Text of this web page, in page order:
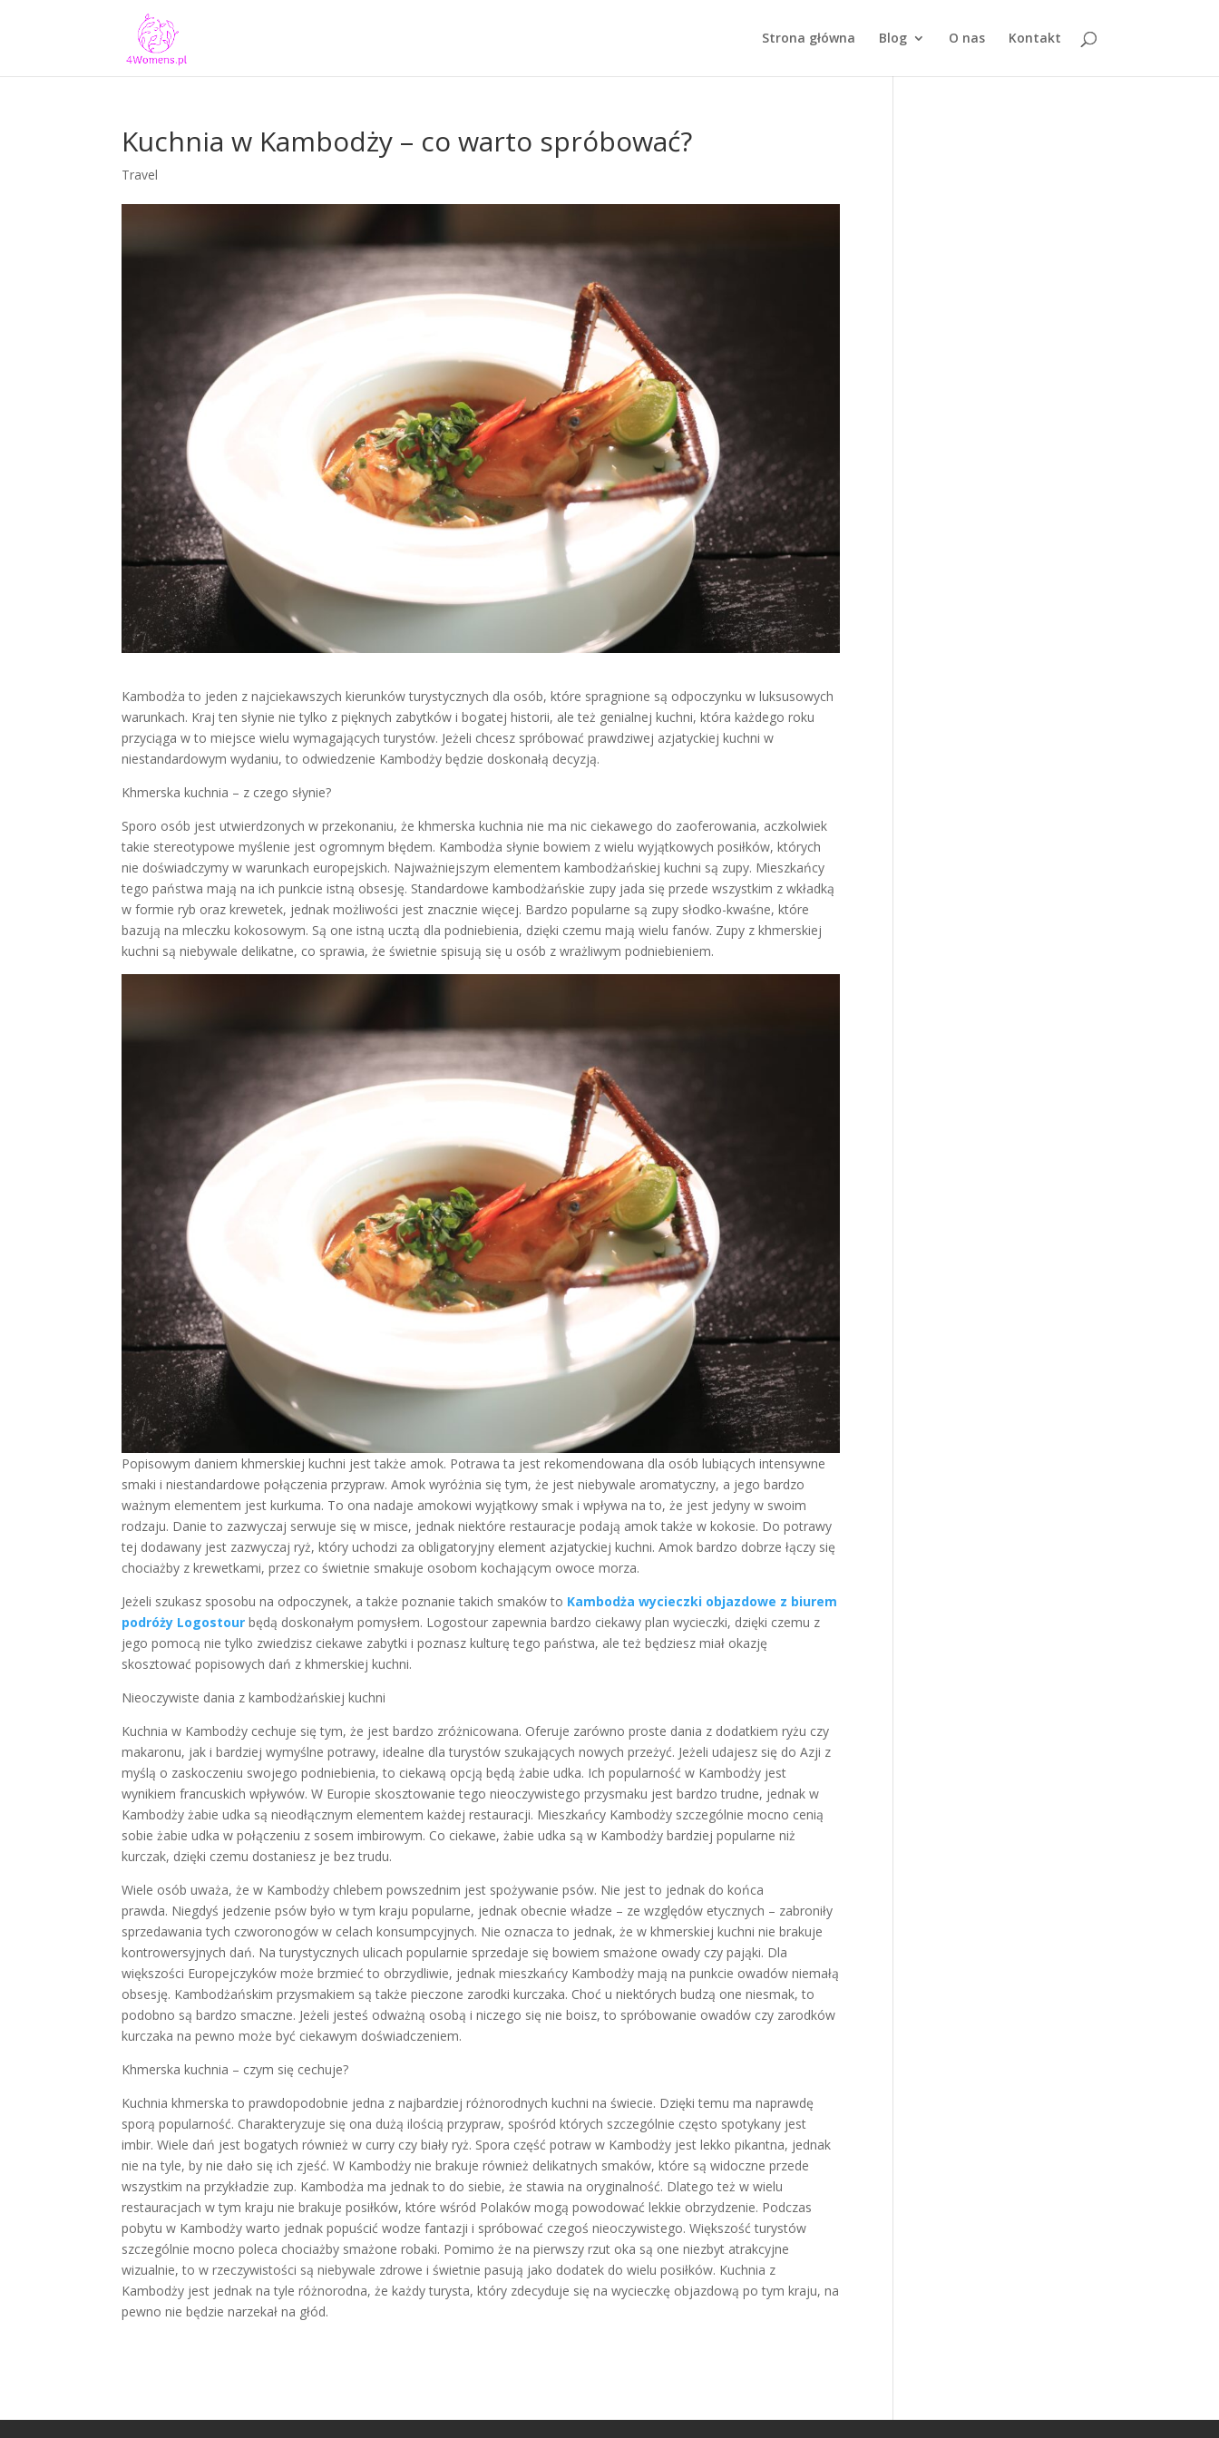
Strona główna Blog O nas Kontakt
Kuchnia w Kambodży – co warto spróbować?
Travel
Kambodża to jeden z najciekawszych kierunków turystycznych dla osób, które spragnione są odpoczynku w luksusowych
warunkach. Kraj ten słynie nie tylko z pięknych zabytków i bogatej historii, ale też genialnej kuchni, która każdego roku
przyciąga w to miejsce wielu wymagających turystów. Jeżeli chcesz spróbować prawdziwej azjatyckiej kuchni w
niestandardowym wydaniu, to odwiedzenie Kambodży będzie doskonałą decyzją.
Khmerska kuchnia – z czego słynie?
Sporo osób jest utwierdzonych w przekonaniu, że khmerska kuchnia nie ma nic ciekawego do zaoferowania, aczkolwiek
takie stereotypowe myślenie jest ogromnym błędem. Kambodża słynie bowiem z wielu wyjątkowych posiłków, których
nie doświadczymy w warunkach europejskich. Najważniejszym elementem kambodżańskiej kuchni są zupy. Mieszkańcy
tego państwa mają na ich punkcie istną obsesję. Standardowe kambodżańskie zupy jada się przede wszystkim z wkładką
w formie ryb oraz krewetek, jednak możliwości jest znacznie więcej. Bardzo popularne są zupy słodko-kwaśne, które
bazują na mleczku kokosowym. Są one istną ucztą dla podniebienia, dzięki czemu mają wielu fanów. Zupy z khmerskiej
kuchni są niebywale delikatne, co sprawia, że świetnie spisują się u osób z wrażliwym podniebieniem.
Popisowym daniem khmerskiej kuchni jest także amok. Potrawa ta jest rekomendowana dla osób lubiących intensywne
smaki i niestandardowe połączenia przypraw. Amok wyróżnia się tym, że jest niebywale aromatyczny, a jego bardzo
ważnym elementem jest kurkuma. To ona nadaje amokowi wyjątkowy smak i wpływa na to, że jest jedyny w swoim
rodzaju. Danie to zazwyczaj serwuje się w misce, jednak niektóre restauracje podają amok także w kokosie. Do potrawy
tej dodawany jest zazwyczaj ryż, który uchodzi za obligatoryjny element azjatyckiej kuchni. Amok bardzo dobrze łączy się
chociażby z krewetkami, przez co świetnie smakuje osobom kochającym owoce morza.
Jeżeli szukasz sposobu na odpoczynek, a także poznanie takich smaków to Kambodża wycieczki objazdowe z biurem
podróży Logostourbędą doskonałym pomysłem. Logostour zapewnia bardzo ciekawy plan wycieczki, dzięki czemu z
jego pomocą nie tylko zwiedzisz ciekawe zabytki i poznasz kulturę tego państwa, ale też będziesz miał okazję
skosztować popisowych dań z khmerskiej kuchni.
Nieoczywiste dania z kambodżańskiej kuchni
Kuchnia w Kambodży cechuje się tym, że jest bardzo zróżnicowana. Oferuje zarówno proste dania z dodatkiem ryżu czy
makaronu, jak i bardziej wymyślne potrawy, idealne dla turystów szukających nowych przeżyć. Jeżeli udajesz się do Azji z
myślą o zaskoczeniu swojego podniebienia, to ciekawą opcją będą żabie udka. Ich popularność w Kambodży jest
wynikiem francuskich wpływów. W Europie skosztowanie tego nieoczywistego przysmaku jest bardzo trudne, jednak w
Kambodży żabie udka są nieodłącznym elementem każdej restauracji. Mieszkańcy Kambodży szczególnie mocno cenią
sobie żabie udka w połączeniu z sosem imbirowym. Co ciekawe, żabie udka są w Kambodży bardziej popularne niż
kurczak, dzięki czemu dostaniesz je bez trudu.
Wiele osób uważa, że w Kambodży chlebem powszednim jest spożywanie psów. Nie jest to jednak do końca
prawda. Niegdyś jedzenie psów było w tym kraju popularne, jednak obecnie władze – ze względów etycznych – zabroniły
sprzedawania tych czworonogów w celach konsumpcyjnych. Nie oznacza to jednak, że w khmerskiej kuchni nie brakuje
kontrowersyjnych dań. Na turystycznych ulicach popularnie sprzedaje się bowiem smażone owady czy pająki. Dla
większości Europejczyków może brzmieć to obrzydliwie, jednak mieszkańcy Kambodży mają na punkcie owadów niemałą
obsesję. Kambodżańskim przysmakiem są także pieczone zarodki kurczaka. Choć u niektórych budzą one niesmak, to
podobno są bardzo smaczne. Jeżeli jesteś odważną osobą i niczego się nie boisz, to spróbowanie owadów czy zarodków
kurczaka na pewno może być ciekawym doświadczeniem.
Khmerska kuchnia – czym się cechuje?
Kuchnia khmerska to prawdopodobnie jedna z najbardziej różnorodnych kuchni na świecie. Dzięki temu ma naprawdę
sporą popularność. Charakteryzuje się ona dużą ilością przypraw, spośród których szczególnie często spotykany jest
imbir. Wiele dań jest bogatych również w curry czy biały ryż. Spora część potraw w Kambodży jest lekko pikantna, jednak
nie na tyle, by nie dało się ich zjeść. W Kambodży nie brakuje również delikatnych smaków, które są widoczne przede
wszystkim na przykładzie zup. Kambodża ma jednak to do siebie, że stawia na oryginalność. Dlatego też w wielu
restauracjach w tym kraju nie brakuje posiłków, które wśród Polaków mogą powodować lekkie obrzydzenie. Podczas
pobytu w Kambodży warto jednak popuścić wodze fantazji i spróbować czegoś nieoczywistego. Większość turystów
szczególnie mocno poleca chociażby smażone robaki. Pomimo że na pierwszy rzut oka są one niezbyt atrakcyjne
wizualnie, to w rzeczywistości są niebywale zdrowe i świetnie pasują jako dodatek do wielu posiłków. Kuchnia z
Kambodży jest jednak na tyle różnorodna, że każdy turysta, który zdecyduje się na wycieczkę objazdową po tym kraju, na
pewno nie będzie narzekał na głód.